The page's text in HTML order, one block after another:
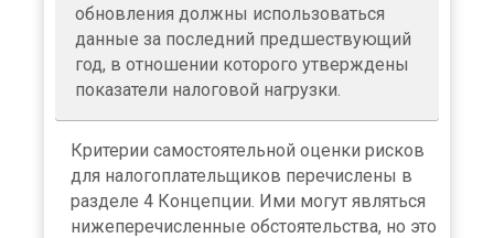
обновления должны использоваться
данные за последний предшествующий
год, в отношении которого утверждены
показатели налоговой нагрузки.
Критерии самостоятельной оценки рисков
для налогоплательщиков перечислены в
разделе 4 Концепции. Ими могут являться
нижеперечисленные обстоятельства, но это